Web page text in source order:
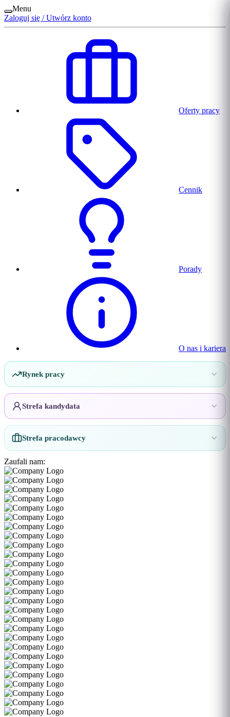
Menu
Zaloguj się / Utwórz konto
Oferty pracy
Cennik
Porady
O nas i kariera
Rynek pracy
Strefa kandydata
Strefa pracodawcy
Zaufali nam: